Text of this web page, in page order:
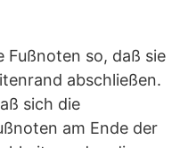
Fußnoten so, daß sie
abschließen.
sich die
am Ende der